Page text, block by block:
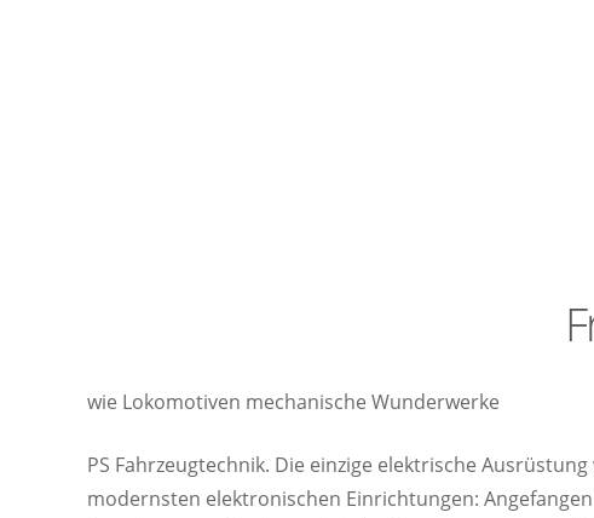
wie Lokomotiven mechanische Wunderwerke
PS Fahrzeugtechnik. Die einzige elektrische
modernsten elektronischen Einrichtungen: